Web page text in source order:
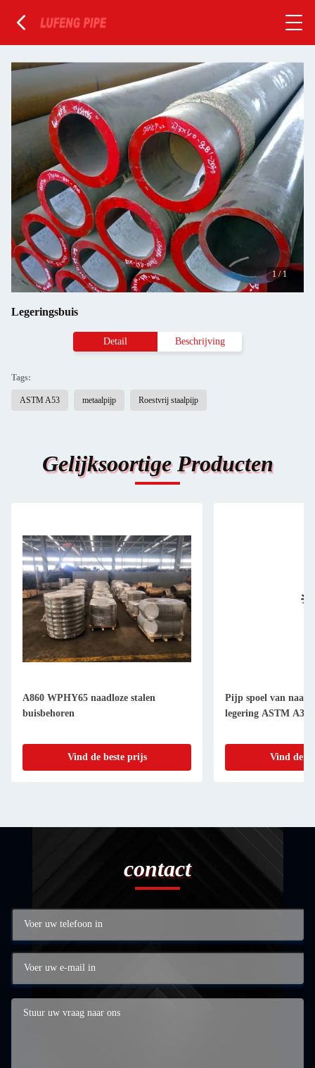
1 /1
Legeringsbuis
Detail Beschrijving
Tags:
ASTM A53 metaalpijp Roestvrij staalpijp
Gelijksoortige Producten
A860 WPHY65 naadloze stalen
buisbehoren
Vind de beste prijs
Pijp spoel van
legering ASTM
Vind de
contact